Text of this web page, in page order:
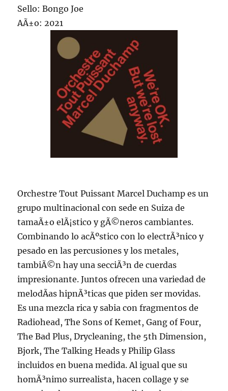
Sello: Bongo Joe
AÃ±o: 2021
Orchestre Tout Puissant Marcel Duchamp es un
grupo multinacional con sede en Suiza de
tamaÃ±o elÃ¡stico y gÃ©neros cambiantes.
Combinando lo acÃºstico con lo electrÃ³nico y
pesado en las percusiones y los metales,
tambiÃ©n hay una secciÃ³n de cuerdas
impresionante. Juntos ofrecen una variedad de
melodÃ­as hipnÃ³ticas que piden ser movidas.
Es una mezcla rica y sabia con fragmentos de
Radiohead, The Sons of Kemet, Gang of Four,
The Bad Plus, Drycleaning, the 5th Dimension,
Bjork, The Talking Heads y Philip Glass
incluidos en buena medida. Al igual que su
homÃ³nimo surrealista, hacen collage y se